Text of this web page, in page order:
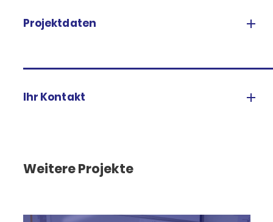
Projektdaten
Ihr Kontakt
Weitere Projekte